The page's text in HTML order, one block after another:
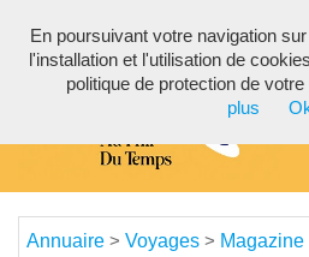
Annuaire > Voyages >
En poursuivant votre navigation
l'installation et l'utilisation de
politique de protection de
plus